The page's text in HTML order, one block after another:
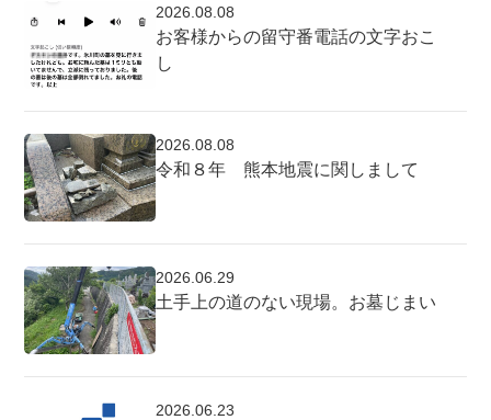
2026.08.08
お客様からの留守番電話の文字おこ
し
2026.08.08
令和８年 熊本地震に関しまして
2026.06.29
土手上の道のない現場。お墓じまい
2026.06.23